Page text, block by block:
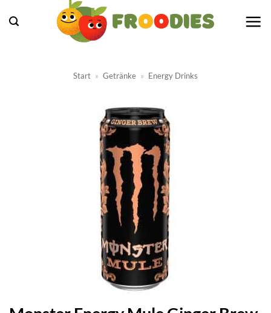
Inhalt
Start » Getränke » Energy Drinks